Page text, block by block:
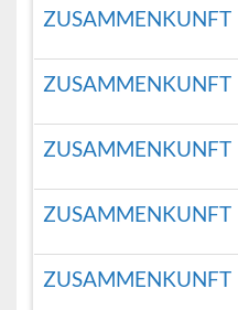
ZUSAMMENKUNFT
ZUSAMMENKUNFT
ZUSAMMENKUNFT
ZUSAMMENKUNFT
ZUSAMMENKUNFT